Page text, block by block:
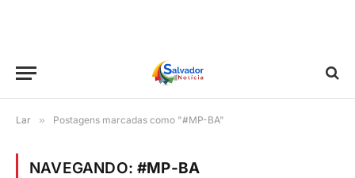
Lar » Postagens marcadas como "#MP-BA"
NAVEGANDO:#MP-BA